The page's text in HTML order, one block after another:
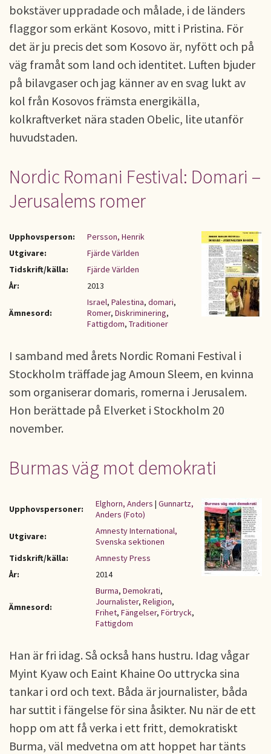
bokstäver uppradade och målade, i de länders
flaggor som erkänt Kosovo, mitt i Pristina. För
det är ju precis det som Kosovo är, nyfött och på
väg framåt som land och identitet. Luften bjuder
på bilavgaser och jag känner av en svag lukt av
kol från Kosovos främsta energikälla,
kolkraftverket nära staden Obelic, lite utanför
huvudstaden.
Nordic Romani Festival: Domari –
Jerusalems romer
Upphovsperson:
Persson, Henrik
Utgivare:
Fjärde Världen
Tidskrift/källa:
Fjärde Världen
År:
2013
Ämnesord:
Israel, Palestina, domari,
Romer, Diskriminering,
Fattigdom, Traditioner
I samband med årets Nordic Romani Festival i
Stockholm träffade jag Amoun Sleem, en kvinna
som organiserar domaris, romerna i Jerusalem.
Hon berättade på Elverket i Stockholm 20
november.
Burmas väg mot demokrati
Upphovspersoner: Elghorn, Anders | Gunnartz,
Anders (Foto)
Utgivare:
Amnesty International,
Svenska sektionen
Tidskrift/källa:
Amnesty Press
År:
2014
Ämnesord:
Burma, Demokrati,
Journalister, Religion,
Frihet, Fängelser, Förtryck,
Fattigdom
Han är fri idag. Så också hans hustru. Idag vågar
Myint Kyaw och Eaint Khaine Oo uttrycka sina
tankar i ord och text. Båda är journalister, båda
har suttit i fängelse för sina åsikter. Nu när de ett
hopp om att få verka i ett fritt, demokratiskt
Burma, väl medvetna om att hoppet har tänts